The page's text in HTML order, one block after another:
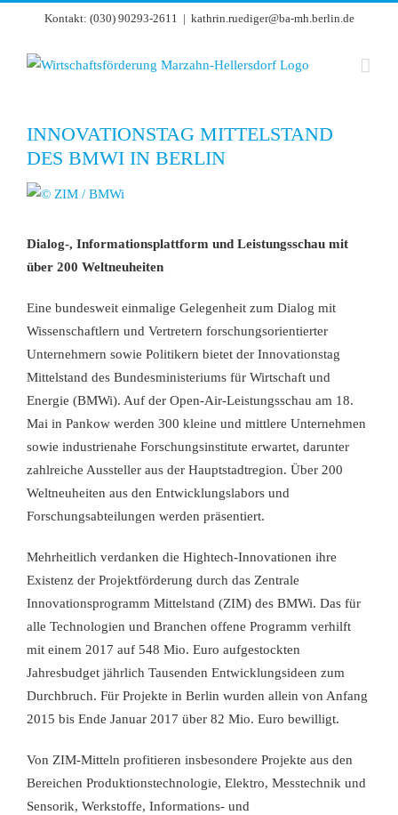
springen
Kontakt: (030) 90293-2611 | kathrin.ruediger@ba-mh.berlin.de
INNOVATIONSTAG MITTELSTAND
DES BMWI IN BERLIN
Zeige
Bild
Dialog-, Informationsplattform und Leistungsschau mit
über 200 Weltneuheiten
Eine bundesweit einmalige Gelegenheit zum Dialog mit
Wissenschaftlern und Vertretern forschungsorientierter
Unternehmern sowie Politikern bietet der Innovationstag
Mittelstand des Bundesministeriums für Wirtschaft und
Energie (BMWi). Auf der Open-Air-Leistungsschau am 18.
Mai in Pankow werden 300 kleine und mittlere Unternehmen
sowie industrienahe Forschungsinstitute erwartet, darunter
zahlreiche Aussteller aus der Hauptstadtregion. Über 200
Weltneuheiten aus den Entwicklungslabors und
Forschungsabteilungen werden präsentiert.
Mehrheitlich verdanken die Hightech-Innovationen ihre
Existenz der Projektförderung durch das Zentrale
Innovationsprogramm Mittelstand (ZIM) des BMWi. Das für
alle Technologien und Branchen offene Programm verhilft
mit einem 2017 auf 548 Mio. Euro aufgestockten
Jahresbudget jährlich Tausenden Entwicklungsideen zum
Durchbruch. Für Projekte in Berlin wurden allein von Anfang
2015 bis Ende Januar 2017 über 82 Mio. Euro bewilligt.
Von ZIM-Mitteln profitieren insbesondere Projekte aus den
Bereichen Produktionstechnologie, Elektro, Messtechnik und
Sensorik, Werkstoffe, Informations- und